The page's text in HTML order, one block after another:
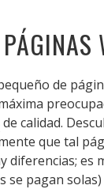
de
de calidad.
que tal
es
pagan